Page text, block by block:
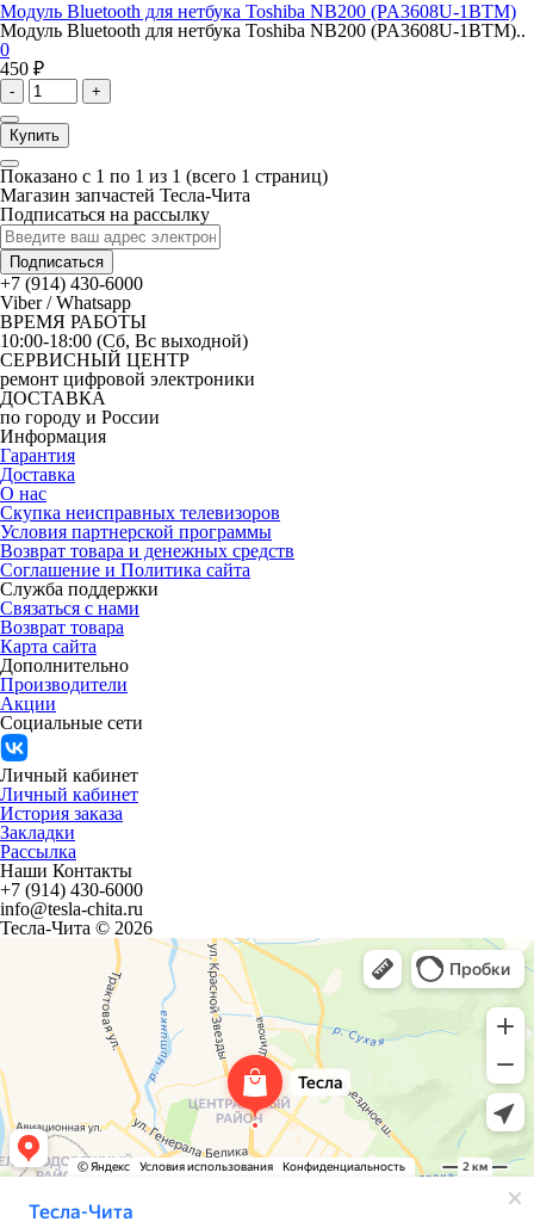
Модуль Bluetooth для нетбука Toshiba NB200 (PA3608U-1BTM)
Модуль Bluetooth для нетбука Toshiba NB200 (PA3608U-1BTM)..
0
450 ₽
- +
Купить
Показано с 1 по 1 из 1 (всего 1 страниц)
Магазин запчастей Тесла-Чита
Подписаться на рассылку
Подписаться
+7 (914) 430-6000
Viber / Whatsapp
ВРЕМЯ РАБОТЫ
10:00-18:00 (Сб, Вс выходной)
СЕРВИСНЫЙ ЦЕНТР
ремонт цифровой электроники
ДОСТАВКА
по городу и России
Информация
Гарантия
Доставка
О нас
Скупка неисправных телевизоров
Условия партнерской программы
Возврат товара и денежных средств
Соглашение и Политика сайта
Служба поддержки
Связаться с нами
Возврат товара
Карта сайта
Дополнительно
Производители
Акции
Социальные сети
Личный кабинет
Личный кабинет
История заказа
Закладки
Рассылка
Наши Контакты
+7 (914) 430-6000
info@tesla-chita.ru
Тесла-Чита © 2026